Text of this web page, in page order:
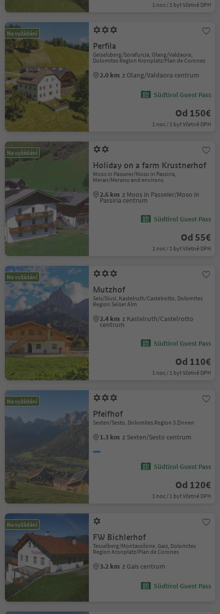
1 noc / 1 byt Včetně DPH
Na vyžádání
Perfila
Geiselsberg/Sorafurcia, Olang/Valdaora,
Dolomites Region Kronplatz/Plan de Corones
2.0 km z Olang/Valdaora centrum
Südtirol Guest Pass
Od 150€
1 noc / 1 byt Včetně DPH
Na vyžádání
Holiday on a farm Krustnerhof
Moos in Passeier/Moso in Passiria,
Meran/Merano and environs
2.6 km z Moos in Passeier/Moso in
Passiria centrum
Südtirol Guest Pass
Od 55€
1 noc / 1 byt Včetně DPH
Na vyžádání
Mutzhof
Seis/Siusi, Kastelruth/Castelrotto, Dolomites
Region Seiser Alm
2.4 km z Kastelruth/Castelrotto
centrum
Südtirol Guest Pass
Od 110€
1 noc / 1 byt Včetně DPH
Na vyžádání
Pfeifhof
Sexten/Sesto, Dolomites Region 3 Zinnen
1.3 km z Sexten/Sesto centrum
Südtirol Guest Pass
Od 120€
1 noc / 1 byt Včetně DPH
Na vyžádání
FW Bichlerhof
Tesselberg/Montassilone, Gais, Dolomites
Region Kronplatz/Plan de Corones
3.2 km z Gais centrum
Südtirol Guest Pass